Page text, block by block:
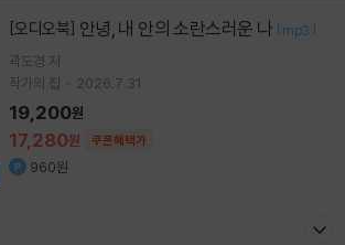
[오디오북] 안녕, 내 안의 소란스러운 나 [ mp3 ]
곽도경 저
작가의 집
2026.7.31.
17,280원 쿠폰혜택가
19,200원
960원